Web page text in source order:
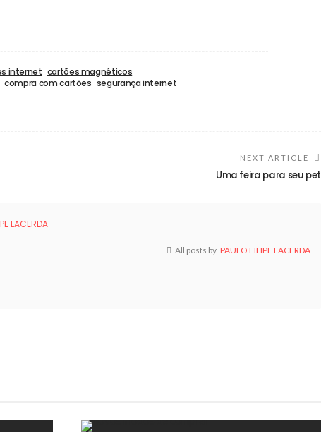
internet cartões magnéticos
compra com cartões segurança internet
NEXT ARTICLE
Uma feira para seu pet
LACERDA
All posts by PAULO FILIPE LACERDA